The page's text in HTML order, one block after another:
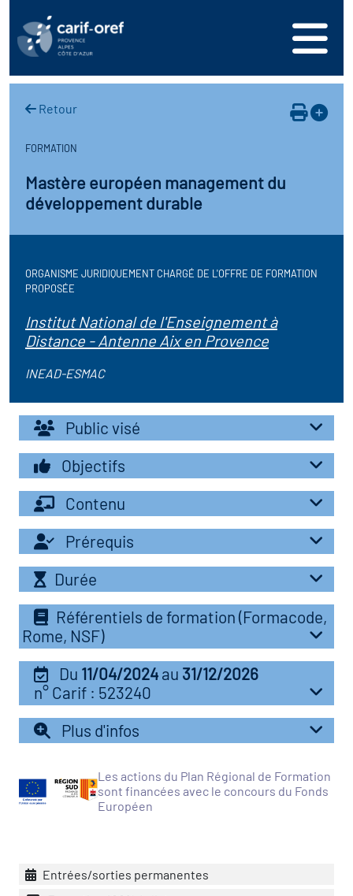
formation
en région
en santé et sécurité au
clés métiers et
lieu d'information ou
DDETS)
(OPC)
Régional d’Observation
de l'Economie
Solidaire (ESS)
du secteur sanitaire
de l'Industrie
emploi-formation
des transitions
des secteurs
votre offre de
Retour
FORMATION
Mastère européen management du
développement durable
ORGANISME JURIDIQUEMENT CHARGÉ DE L'OFFRE DE FORMATION
PROPOSÉE
Institut National de l'Enseignement à
Distance - Antenne Aix en Provence
INEAD-ESMAC
Public visé
Objectifs
Contenu
Prérequis
Durée
Référentiels de formation (Formacode,
Rome, NSF)
Du 11/04/2024 au 31/12/2026
n° Carif : 523240
Plus d'infos
Les actions du Plan Régional de Formation
sont financées avec le concours du Fonds
Européen
Entrées/sorties permanentes